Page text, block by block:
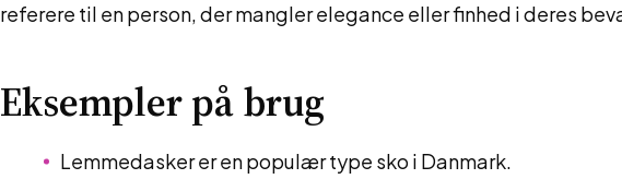
referere til en person, der mangler elegance eller finhed i deres
Eksempler på brug
Lemmedasker er en populær type sko i Danmark.